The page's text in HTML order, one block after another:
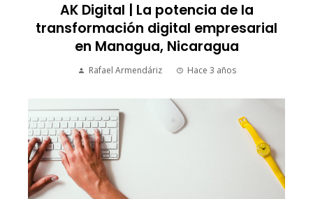
AK Digital | La potencia de la
transformación digital empresarial
en Managua, Nicaragua
Rafael Armendáriz Hace 3 años